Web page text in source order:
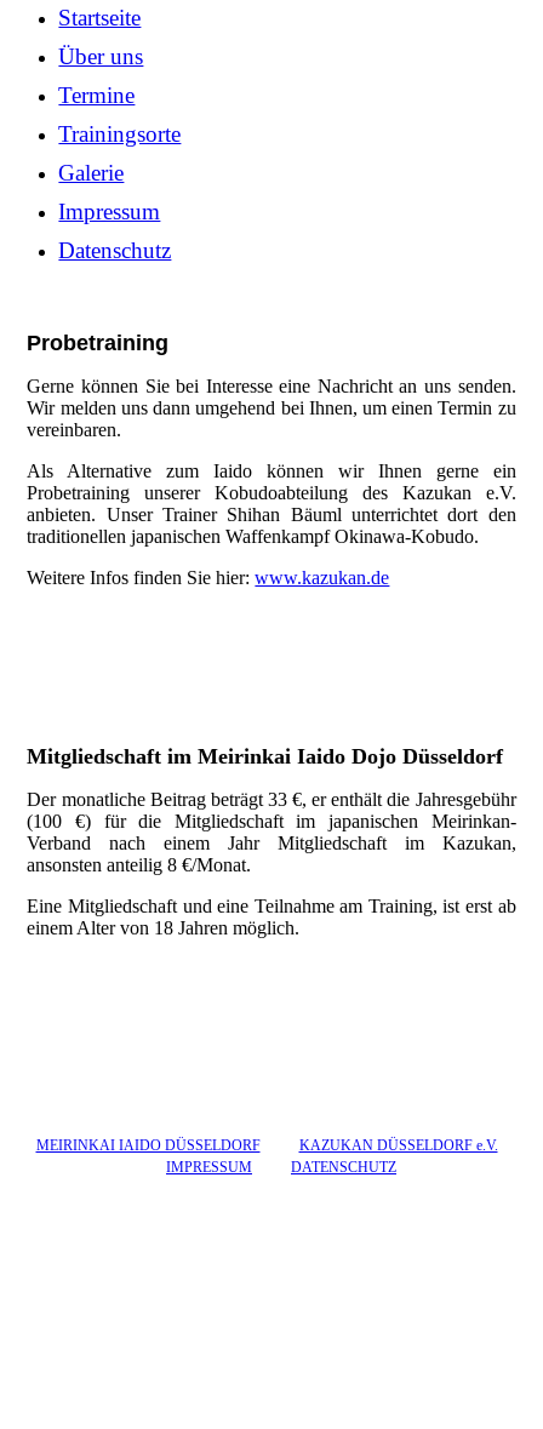
Startseite
Über uns
Termine
Trainingsorte
Galerie
Impressum
Datenschutz
Probetraining
Gerne können Sie bei Interesse eine Nachricht an uns senden.
Wir melden uns dann umgehend bei Ihnen, um einen Termin zu
vereinbaren.
Als Alternative zum Iaido können wir Ihnen gerne ein
Probetraining unserer Kobudoabteilung des Kazukan e.V.
anbieten. Unser Trainer Shihan Bäuml unterrichtet dort den
traditionellen japanischen Waffenkampf Okinawa-Kobudo.
Weitere Infos finden Sie hier:www.kazukan.de
Mitgliedschaft im Meirinkai Iaido Dojo Düsseldorf
Der monatliche Beitrag beträgt 33 €, er enthält die Jahresgebühr
(100 €) für die Mitgliedschaft im japanischen Meirinkan-
Verband nach einem Jahr Mitgliedschaft im Kazukan,
ansonsten anteilig 8 €/Monat.
Eine Mitgliedschaft und eine Teilnahme am Training, ist erst ab
einem Alter von 18 Jahren möglich.
MEIRINKAI IAIDO DÜSSELDORF
KAZUKAN DÜSSELDORF e.V.
IMPRESSUM
DATENSCHUTZ